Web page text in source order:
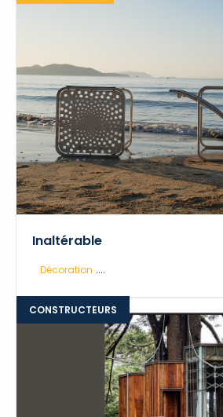
Inaltérable
Décoration ....
CONSTRUCTEURS